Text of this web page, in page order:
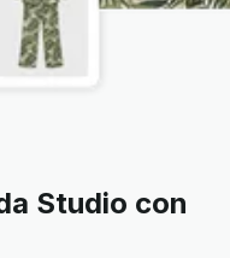
Studio con